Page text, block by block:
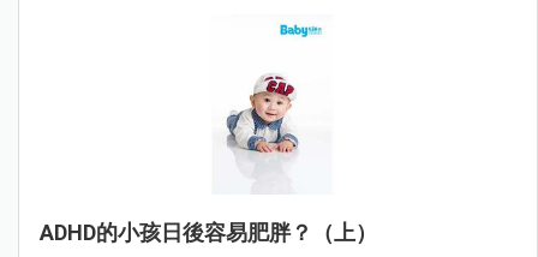
ADHD的小孩日後容易肥胖？（上）